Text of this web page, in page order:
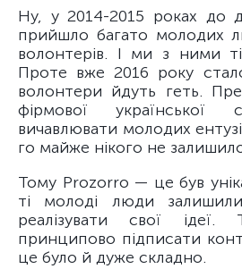
Ну, у 2014-2015 роках до
прийшло багато молодих
волонтерів. І ми з ними
Проте вже 2016 року
волонтери йдуть геть.
фірмової української
вичавлювати молодих
го майже нікого не
Тому Prozorro — це був
ті молоді люди
реалізувати свої
принципово підписати
це було й дуже складно.